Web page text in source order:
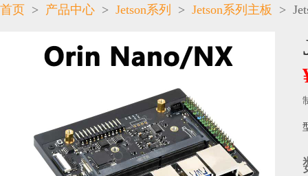
首页 > 产品中心 > Jetson系列 > Jetson系列主板 >